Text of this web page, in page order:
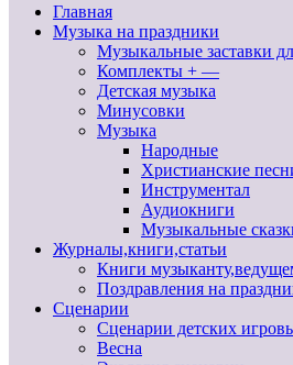
Главная
Музыка на праздники
Музыкальные заставки
Комплекты + —
Детская музыка
Минусовки
Музыка
Народные
Христианские
Инструментал
Аудиокниги
Музыкальные
Журналы,книги,статьи
Книги
Поздравления на
Сценарии
Сценарии детских
Весна